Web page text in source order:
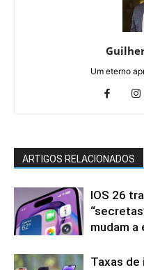
Um eterno
ARTIGOS RELACIONADOS
IOS 26
mudam a
Taxas de